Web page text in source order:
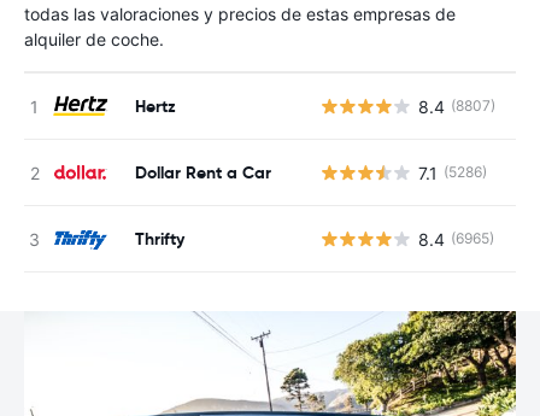
todas las valoraciones y precios de estas empresas de
alquiler de coche.
Hertz 8.4 (8807)
Dollar Rent a Car 7.1 (5286)
Thrifty 8.4 (6965)